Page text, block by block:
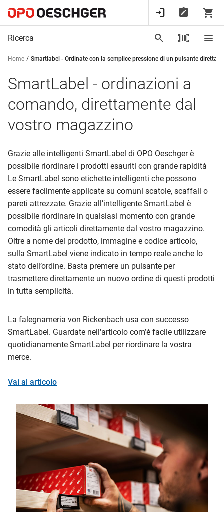
Home Smartlabel - Ordinate con la semplice pressione di un pulsante
SmartLabel - ordinazioni a
comando, direttamente dal
vostro magazzino
Grazie alle intelligenti SmartLabel di OPO Oeschger è
possibile riordinare i prodotti esauriti con grande rapidità
Le SmartLabel sono etichette intelligenti che possono
essere facilmente applicate su comuni scatole, scaffali o
pareti attrezzate. Grazie all’intelligente SmartLabel è
possibile riordinare in qualsiasi momento con grande
comodità gli articoli direttamente dal vostro magazzino.
Oltre a nome del prodotto, immagine e codice articolo,
sulla SmartLabel viene indicato in tempo reale anche lo
stato dell’ordine. Basta premere un pulsante per
trasmettere direttamente un nuovo ordine di questi prodotti
in tutta semplicità.
La falegnameria von Rickenbach usa con successo
SmartLabel. Guardate nell'articolo com’è facile utilizzare
quotidianamente SmartLabel per riordinare la vostra
merce.
Vai al articolo